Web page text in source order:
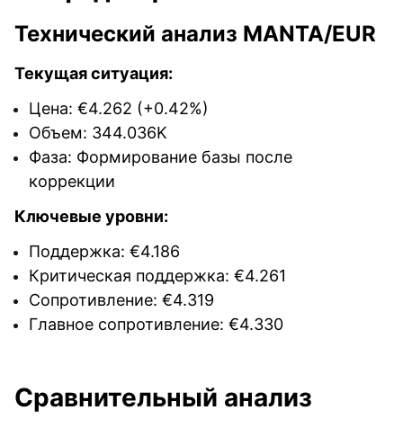
Технический анализ MANTA/EUR
Текущая ситуация:
Цена: €4.262 (+0.42%)
Объем: 344.036K
Фаза: Формирование базы после
коррекции
Ключевые уровни:
Поддержка: €4.186
Критическая поддержка: €4.261
Сопротивление: €4.319
Главное сопротивление: €4.330
Сравнительный анализ